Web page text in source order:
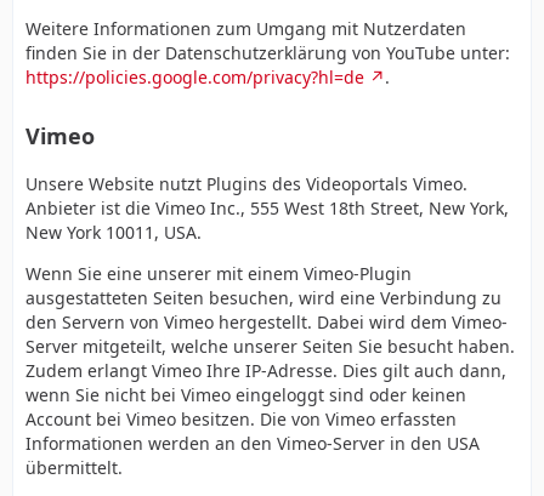
Weitere Informationen zum Umgang mit Nutzerdaten
finden Sie in der Datenschutzerklärung von YouTube unter:
https://policies.google.com/privacy?hl=de
.
Vimeo
Unsere Website nutzt Plugins des Videoportals Vimeo.
Anbieter ist die Vimeo Inc., 555 West 18th Street, New York,
New York 10011, USA.
Wenn Sie eine unserer mit einem Vimeo-Plugin
ausgestatteten Seiten besuchen, wird eine Verbindung zu
den Servern von Vimeo hergestellt. Dabei wird dem Vimeo-
Server mitgeteilt, welche unserer Seiten Sie besucht haben.
Zudem erlangt Vimeo Ihre IP-Adresse. Dies gilt auch dann,
wenn Sie nicht bei Vimeo eingeloggt sind oder keinen
Account bei Vimeo besitzen. Die von Vimeo erfassten
Informationen werden an den Vimeo-Server in den USA
übermittelt.